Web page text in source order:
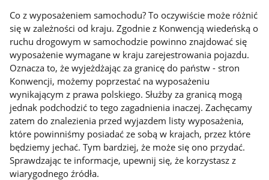
Co z wyposażeniem samochodu? To oczywiście może różnić
się w zależności od kraju. Zgodnie z Konwencją wiedeńską o
ruchu drogowym w samochodzie powinno znajdować się
wyposażenie wymagane w kraju zarejestrowania pojazdu.
Oznacza to, że wyjeżdżając za granicę do państw - stron
Konwencji, możemy poprzestać na wyposażeniu
wynikającym z prawa polskiego. Służby za granicą mogą
jednak podchodzić to tego zagadnienia inaczej. Zachęcamy
zatem do znalezienia przed wyjazdem listy wyposażenia,
które powinniśmy posiadać ze sobą w krajach, przez które
będziemy jechać. Tym bardziej, że może się ono przydać.
Sprawdzając te informacje, upewnij się, że korzystasz z
wiarygodnego źródła.